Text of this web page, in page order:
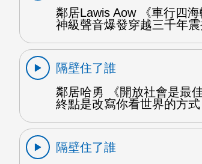
鄰居Lawis Aow 《車行四
神級聲音爆發穿越三千年
隔壁住了誰
鄰居哈勇 《開放社會是最
終點是改寫你看世界的方式
隔壁住了誰